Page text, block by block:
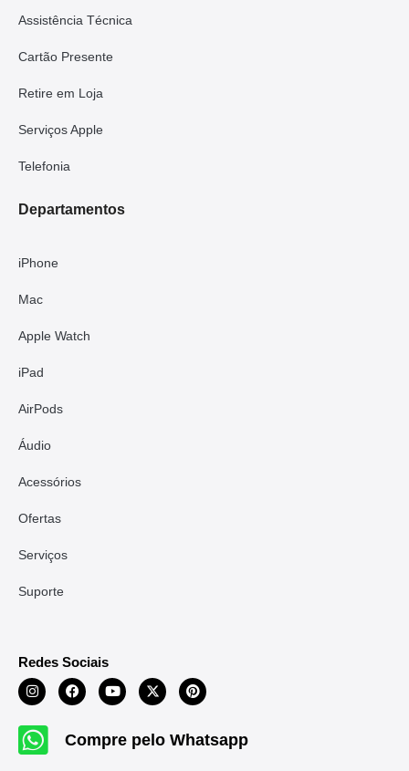
Assistência Técnica
Cartão Presente
Retire em Loja
Serviços Apple
Telefonia
Departamentos
iPhone
Mac
Apple Watch
iPad
AirPods
Áudio
Acessórios
Ofertas
Serviços
Suporte
Redes Sociais
Compre pelo Whatsapp